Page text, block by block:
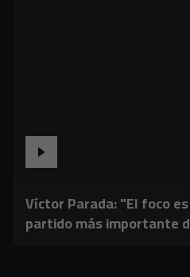
Víctor Parada: "El foco
partido más importante